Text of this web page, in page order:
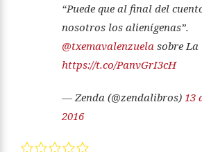
“Puede que al final del
nosotros los alienígenas”.
@txemavalenzuela sobre La
https://t.co/PanvGrI3cH
— Zenda (@zendalibros) 13
2016